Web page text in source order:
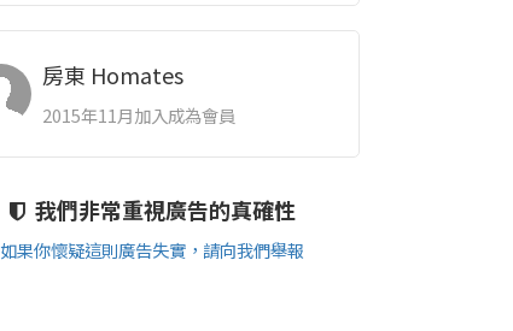
房東 Homates
2015年11月加入成為會員
我們非常重視廣告的真確性
如果你懷疑這則廣告失實，請向我們舉報